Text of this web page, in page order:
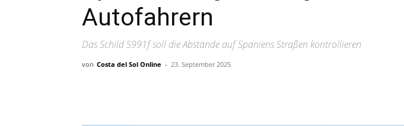
Autofahrern
Das Schild S991f soll die Abstände auf Spaniens Straßen kontrollieren
von Costa del Sol Online - 23. September 2025